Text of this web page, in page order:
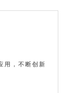
用，不断创新
要求